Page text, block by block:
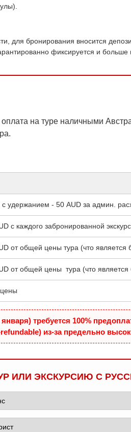
для бронирования вносится
фиксируется и больше
на туре наличными
с удержанием - 50 AUD за админ.
с каждого забронированной
от общей цены тура (что является
от общей цены тура (что
требуется 100%
из-за предельно
ИЛИ ЭКСКУРСИЮ С